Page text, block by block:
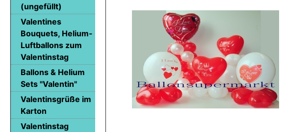
(ungefüllt)
Valentines
Bouquets, Helium-
Luftballons zum
Valentinstag
Ballons & Helium
Sets "Valentin"
Valentinsgrüße im
Karton
Valentinstag